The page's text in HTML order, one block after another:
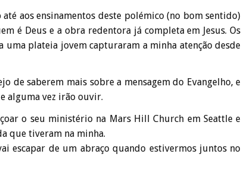
aos ensinamentos deste polémico (no bom sentido)
é Deus e a obra redentora já completa em Jesus. Os
uma plateia jovem capturaram a minha atenção desde
de saberem mais sobre a mensagem do Evangelho, e
alguma vez irão ouvir.
o seu ministério na Mars Hill Church em Seattle e
que tiveram na minha.
escapar de um abraço quando estivermos juntos no